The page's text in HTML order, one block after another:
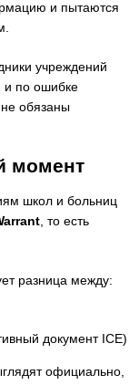
и пытаются
учреждений
и по ошибке
обязаны
момент
школ и больниц
, то есть
разница между:
документ ICE)
официально,